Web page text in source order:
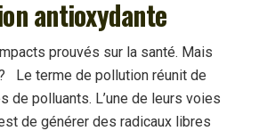
antioxydante
prouvés sur la santé. Mais
Le terme de pollution réunit de
de polluants. L’une de leurs voies
de générer des radicaux libres